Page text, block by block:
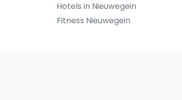
Hotels in Nieuwegein
Fitness Nieuwegein